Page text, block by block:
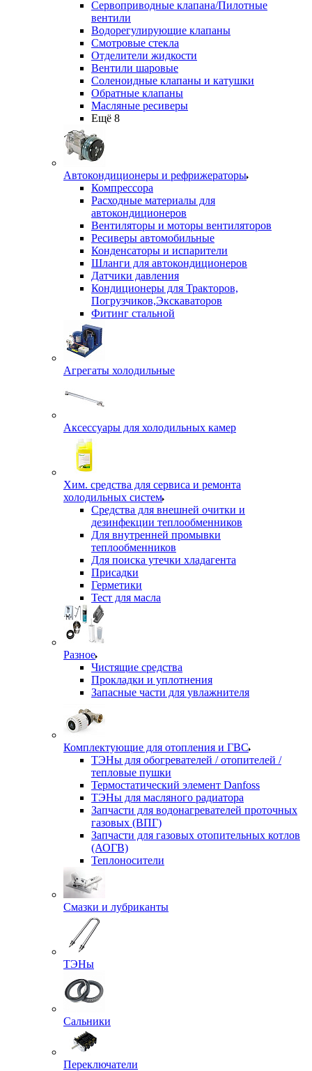
Сервоприводные клапана/Пилотные
вентили
Водорегулирующие клапаны
Смотровые стекла
Отделители жидкости
Вентили шаровые
Соленоидные клапаны и катушки
Обратные клапаны
Масляные ресиверы
Ещё 8
Автокондиционеры и рефрижераторы
Компрессора
Расходные материалы для
автокондиционеров
Вентиляторы и моторы вентиляторов
Ресиверы автомобильные
Конденсаторы и испарители
Шланги для автокондиционеров
Датчики давления
Кондиционеры для Тракторов,
Погрузчиков,Экскаваторов
Фитинг стальной
Агрегаты холодильные
Аксессуары для холодильных камер
Хим. средства для сервиса и ремонта
холодильных систем
Средства для внешней очитки и
дезинфекции теплообменников
Для внутренней промывки
теплообменников
Для поиска утечки хладагента
Присадки
Герметики
Тест для масла
Разное
Чистящие средства
Прокладки и уплотнения
Запасные части для увлажнителя
Комплектующие для отопления и ГВС
ТЭНы для обогревателей / отопителей /
тепловые пушки
Термостатический элемент Danfoss
ТЭНы для масляного радиатора
Запчасти для водонагревателей проточных
газовых (ВПГ)
Запчасти для газовых отопительных котлов
(АОГВ)
Теплоносители
Смазки и лубриканты
ТЭНы
Сальники
Переключатели